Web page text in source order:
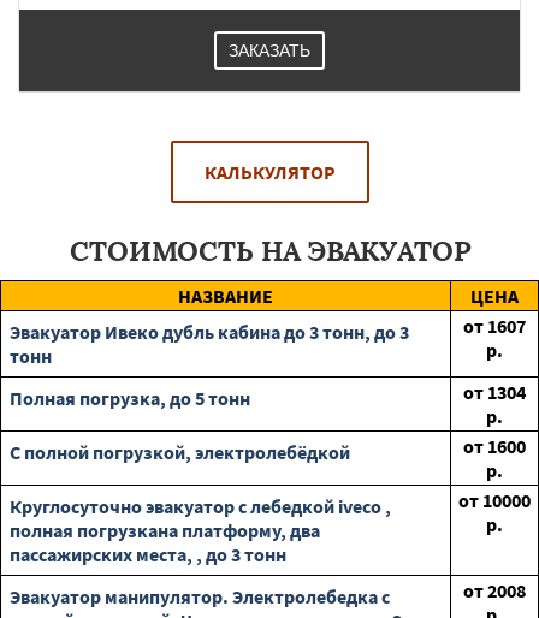
ЗАКАЗАТЬ
КАЛЬКУЛЯТОР
СТОИМОСТЬ НА ЭВАКУАТОР
НАЗВАНИЕ
ЦЕНА
Эвакуатор Ивеко дубль кабина до 3 тонн, до 3
тонн
от 1607
р.
Полная погрузка, до 5 тонн
от 1304
р.
С полной погрузкой, электролебёдкой
от 1600
р.
Круглосуточно эвакуатор с лебедкой iveco ,
полная погрузкана платформу, два
пассажирских места, , до 3 тонн
от 10000
р.
Эвакуатор манипулятор. Электролебедка с
от2008